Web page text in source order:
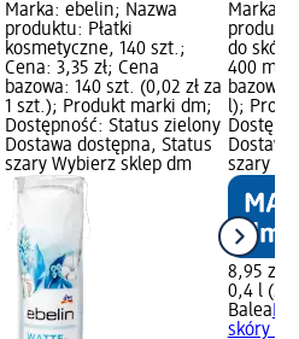
Marka: ebelin; Nazwa
produktu: Płatki
kosmetyczne, 140 szt.;
Cena: 3,35 zł; Cena
bazowa: 140 szt. (0,02 zł za
1 szt.); Produkt marki dm;
Dostępność: Status zielony
Dostawa dostępna, Status
szary Wybierz sklep dm
Marka:
do
400 ml;
bazowa:
l);
szary
8,95 zł
0,4 l
Balea
skóry